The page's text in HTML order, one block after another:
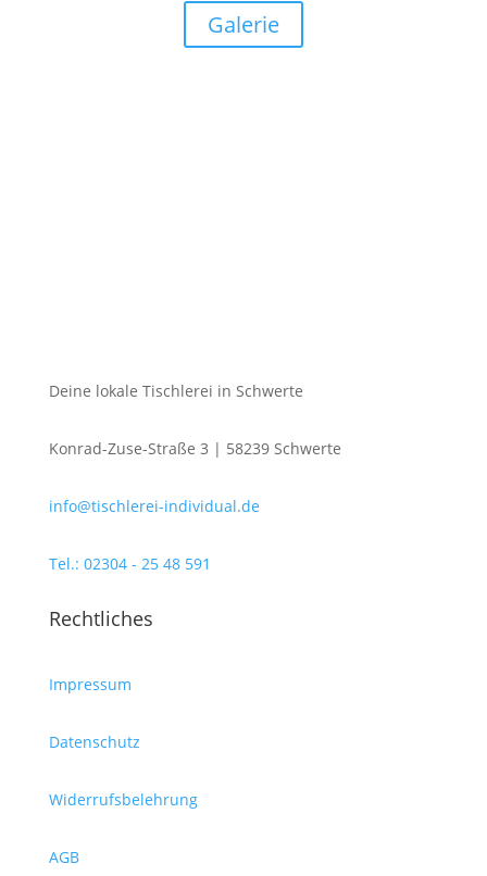
Galerie
Deine lokale Tischlerei in Schwerte
Konrad-Zuse-Straße 3 | 58239 Schwerte
info@tischlerei-individual.de
Tel.: 02304 - 25 48 591
Rechtliches
Impressum
Datenschutz
Widerrufsbelehrung
AGB